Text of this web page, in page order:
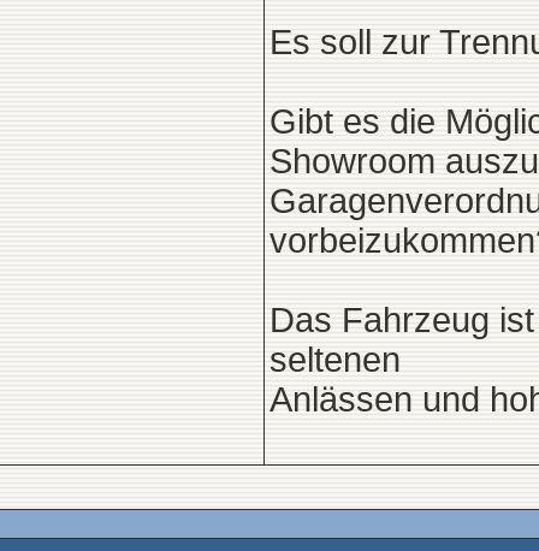
Es soll zur
Gibt es die
Showroom
Das Fahrzeug
seltenen
Anlässen und